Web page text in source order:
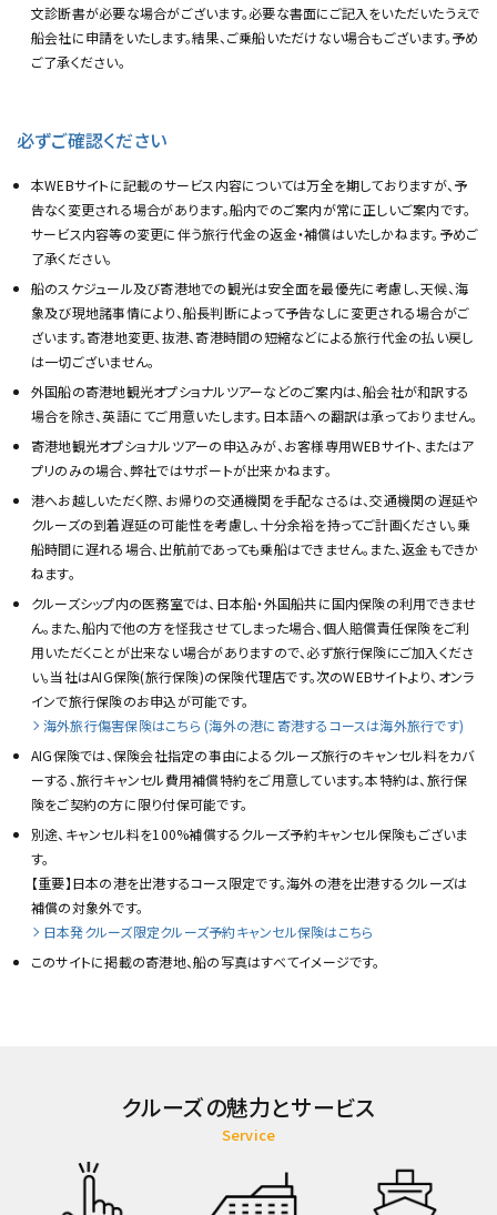
文診断書が必要な場合がございます。必要な書面にご記入をいただいたうえで
船会社に申請をいたします。結果、ご乗船いただけない場合もございます。予め
ご了承ください。
必ずご確認ください
本WEBサイトに記載のサービス内容については万全を期しておりますが、予
告なく変更される場合があります。船内でのご案内が常に正しいご案内です。
サービス内容等の変更に伴う旅行代金の返金・補償はいたしかねます。予めご
了承ください。
船のスケジュール及び寄港地での観光は安全面を最優先に考慮し、天候、海
象及び現地諸事情により、船長判断によって予告なしに変更される場合がご
ざいます。寄港地変更、抜港、寄港時間の短縮などによる旅行代金の払い戻し
は一切ございません。
外国船の寄港地観光オプショナルツアーなどのご案内は、船会社が和訳する
場合を除き、英語にてご用意いたします。日本語への翻訳は承っておりません。
寄港地観光オプショナルツアーの申込みが、お客様専用WEBサイト、またはア
プリのみの場合、弊社ではサポートが出来かねます。
港へお越しいただく際、お帰りの交通機関を手配なさるは、交通機関の遅延や
クルーズの到着遅延の可能性を考慮し、十分余裕を持ってご計画ください。乗
船時間に遅れる場合、出航前であっても乗船はできません。また、返金もできか
ねます。
クルーズシップ内の医務室では、日本船・外国船共に国内保険の利用できませ
ん。また、船内で他の方を怪我させてしまった場合、個人賠償責任保険をご利
用いただくことが出来ない場合がありますので、必ず旅行保険にご加入くださ
い。当社はAIG保険(旅行保険)の保険代理店です。次のWEBサイトより、オンラ
インで旅行保険のお申込が可能です。
海外旅行傷害保険はこちら (海外の港に寄港するコースは海外旅行です)
AIG保険では、保険会社指定の事由によるクルーズ旅行のキャンセル料をカバ
ーする、旅行キャンセル費用補償特約をご用意しています。本特約は、旅行保
険をご契約の方に限り付保可能です。
別途、キャンセル料を100%補償するクルーズ予約キャンセル保険もございま
す。
【重要】日本の港を出港するコース限定です。海外の港を出港するクルーズは
補償の対象外です。
日本発クルーズ限定クルーズ予約キャンセル保険はこちら
このサイトに掲載の寄港地、船の写真はすべてイメージです。
クルーズの魅力とサービス
Service